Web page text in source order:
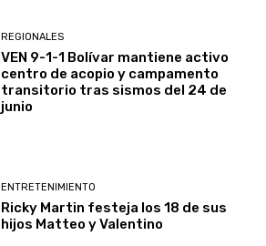
REGIONALES
VEN 9-1-1 Bolívar mantiene activo
centro de acopio y campamento
transitorio tras sismos del 24 de
junio
ENTRETENIMIENTO
Ricky Martin festeja los 18 de sus
hijos Matteo y Valentino